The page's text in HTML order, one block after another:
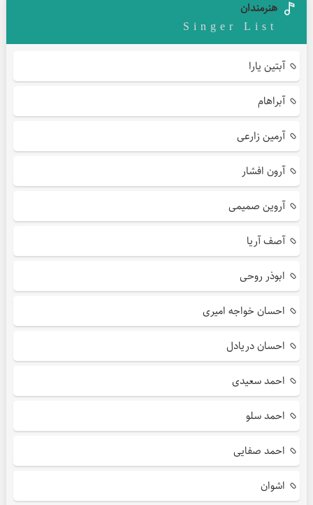
هنرمندان
Singer List
آبتین یارا
آبراهام
آرمین زارعی
آرون افشار
آروین صمیمی
آصف آریا
ابوذر روحی
احسان خواجه امیری
احسان دریادل
احمد سعیدی
احمد سلو
احمد صفایی
اشوان